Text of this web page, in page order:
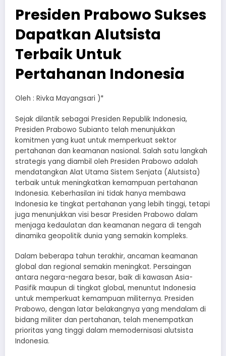
Presiden Prabowo Sukses
Dapatkan Alutsista
Terbaik Untuk
Pertahanan Indonesia
Oleh : Rivka Mayangsari )*
Sejak dilantik sebagai Presiden Republik Indonesia,
Presiden Prabowo Subianto telah menunjukkan
komitmen yang kuat untuk memperkuat sektor
pertahanan dan keamanan nasional. Salah satu langkah
strategis yang diambil oleh Presiden Prabowo adalah
mendatangkan Alat Utama Sistem Senjata (Alutsista)
terbaik untuk meningkatkan kemampuan pertahanan
Indonesia. Keberhasilan ini tidak hanya membawa
Indonesia ke tingkat pertahanan yang lebih tinggi, tetapi
juga menunjukkan visi besar Presiden Prabowo dalam
menjaga kedaulatan dan keamanan negara di tengah
dinamika geopolitik dunia yang semakin kompleks.
Dalam beberapa tahun terakhir, ancaman keamanan
global dan regional semakin meningkat. Persaingan
antara negara-negara besar, baik di kawasan Asia-
Pasifik maupun di tingkat global, menuntut Indonesia
untuk memperkuat kemampuan militernya. Presiden
Prabowo, dengan latar belakangnya yang mendalam di
bidang militer dan pertahanan, telah menempatkan
prioritas yang tinggi dalam memodernisasi alutsista
Indonesia.